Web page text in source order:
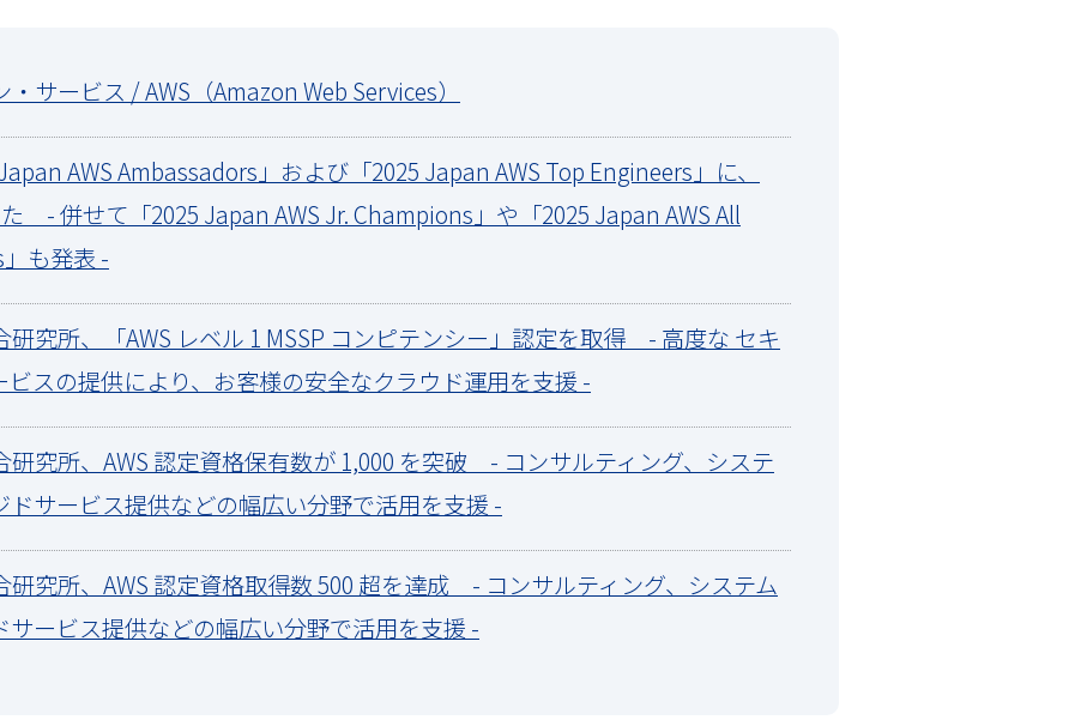
サービス / AWS（Amazon Web Services）
AWS Ambassadors」および「2025 Japan AWS Top Engineers」に、
- 併せて「2025 Japan AWS Jr. Champions」や「2025 Japan AWS All
も発表 -
究所、「AWS レベル 1 MSSP コンピテンシー」認定を取得 - 高度な セキ
ビスの提供により、お客様の安全なクラウド運用を支援 -
究所、AWS 認定資格保有数が 1,000 を突破 - コンサルティング、システ
サービス提供などの幅広い分野で活用を支援 -
究所、AWS 認定資格取得数 500 超を達成 - コンサルティング、システム
ービス提供などの幅広い分野で活用を支援 -